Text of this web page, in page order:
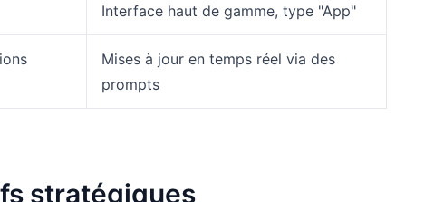
Interface haut de gamme, type "App"
Mises à jour en temps réel via des
prompts
stratégiques